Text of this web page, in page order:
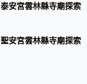
泰安宮雲林縣寺廟探索
聖安宮雲林縣寺廟探索